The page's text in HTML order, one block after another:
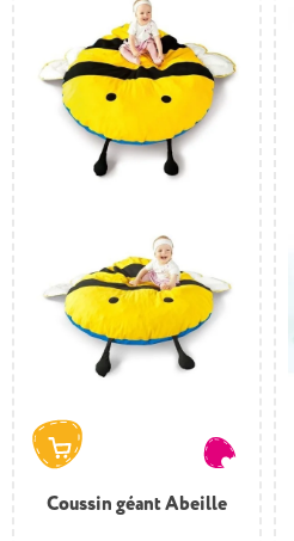
Coussin géant Abeille